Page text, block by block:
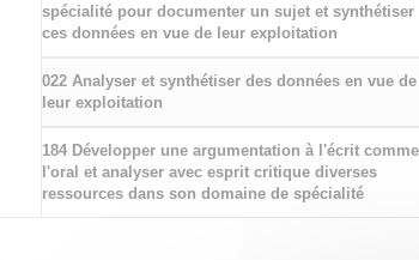
spécialité pour documenter un sujet et synthétiser
ces données en vue de leur exploitation
022 Analyser et synthétiser des données en vue de
leur exploitation
184 Développer une argumentation à l'écrit
l'oral et analyser avec esprit critique diverses
ressources dans son domaine de spécialité